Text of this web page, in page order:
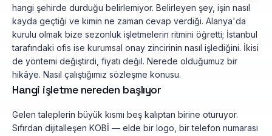
hangi şehirde durduğu belirlemiyor. Belirleyen şey, işin nasıl
kayda geçtiği ve kimin ne zaman cevap verdiği. Alanya'da
kurulu olmak bize sezonluk işletmelerin ritmini öğretti; İstanbul
tarafındaki ofis ise kurumsal onay zincirinin nasıl işlediğini. İkisi
de yöntemi değiştirdi, fiyatı değil. Nerede olduğumuz bir
hikâye. Nasıl çalıştığımız sözleşme konusu.
Hangi işletme nereden başlıyor
Gelen taleplerin büyük kısmı beş kalıptan birine oturuyor.
Sıfırdan dijitalleşen KOBİ — elde bir logo, bir telefon numarası